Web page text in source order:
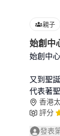
親子
始創中
始創中
又到聖
代表著
香港
評分
發表